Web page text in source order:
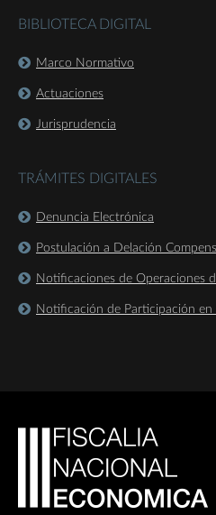
BIBLIOTECA DIGITAL
Marco Normativo
Actuaciones
Jurisprudencia
TRÁMITES DIGITALES
Denuncia Electrónica
Postulación a Delación
Notificaciones de Operaciones
Notificación de Participación en